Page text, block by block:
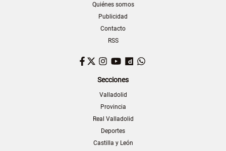
Quiénes somos
Publicidad
Contacto
RSS
Facebook
TwitterInstagram
YouTubeDailymotion
Secciones
Valladolid
Provincia
Real Valladolid
Deportes
Castilla y León